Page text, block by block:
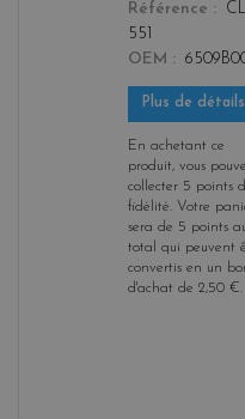
Référence
551
OEM
Plus de détails
En achetant ce
produit, vous
collecter 5 points
fidélité. Votre
sera de 5 points
total qui peuvent
convertis en un
d'achat de 2,50 €.